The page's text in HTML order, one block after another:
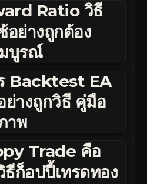
Ratio วิธี
ย่างถูกต้อง
บูรณ์
Backtest EA
างถูกวิธี คู่มือ
าพ
Trade คือ
ธีก็อปปี้เทรดทอง